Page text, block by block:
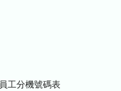
員工分機號碼表